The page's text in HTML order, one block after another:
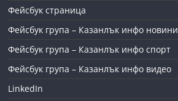
Фейсбук страница
Фейсбук група – Казанлък инфо новини
Фейсбук група – Казанлък инфо спорт
Фейсбук група – Казанлък инфо видео
LinkedIn